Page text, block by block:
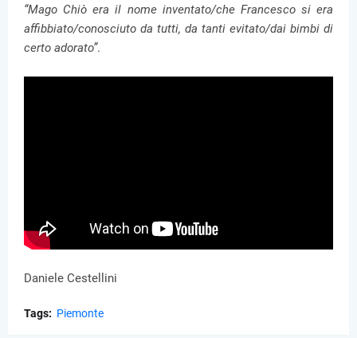
“Mago Chiò era il nome inventato/che Francesco si era
affibbiato/conosciuto da tutti, da tanti evitato/dai bimbi di
certo adorato”.
Daniele Cestellini
Tags: Piemonte